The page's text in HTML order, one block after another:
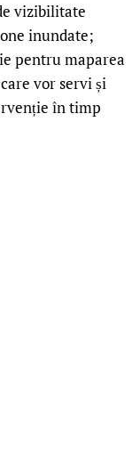
vizibilitate
inundate;
pentru maparea
vor servi și
în timp